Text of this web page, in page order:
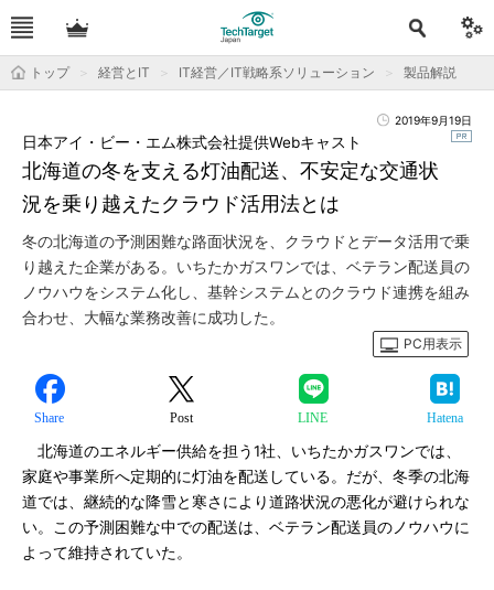
トップ 経営とIT IT経営／IT戦略系ソリューション 製品解説
2019年9月19日
北海道の冬を支える灯油配送、不安定な交通状
況を乗り越えたクラウド活用法とは
日本アイ・ビー・エム株式会社提供Webキャスト
冬の北海道の予測困難な路面状況を、クラウドとデータ活用で乗
り越えた企業がある。いちたかガスワンでは、ベテラン配送員の
ノウハウをシステム化し、基幹システムとのクラウド連携を組み
合わせ、大幅な業務改善に成功した。
PC用表示
Share Post LINE Hatena
北海道のエネルギー供給を担う1社、いちたかガスワンでは、
家庭や事業所へ定期的に灯油を配送している。だが、冬季の北海
道では、継続的な降雪と寒さにより道路状況の悪化が避けられな
い。この予測困難な中での配送は、ベテラン配送員のノウハウに
よって維持されていた。